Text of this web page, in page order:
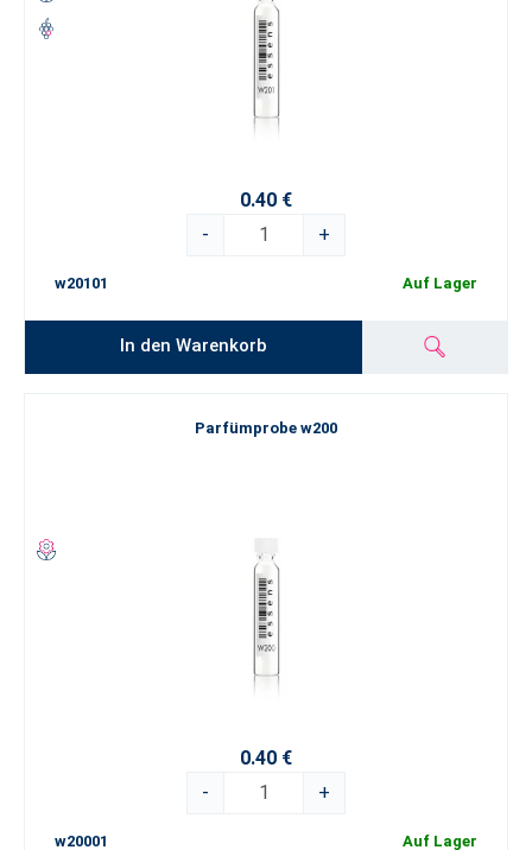
0.40 €
-
+
w20101 Auf Lager
In den Warenkorb
Parfümprobe w200
0.40 €
-
+
w20001 Auf Lager